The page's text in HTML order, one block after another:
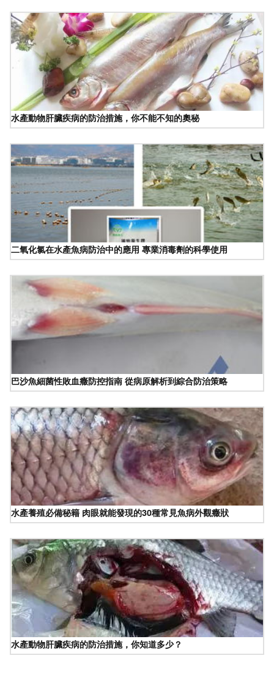
水產動物肝臟疾病的防治措施，你不能不知的奧秘
二氧化氯在水產魚病防治中的應用 專業消毒劑的科學使用
巴沙魚細菌性敗血癥防控指南 從病原解析到綜合防治策略
水產養殖必備秘籍 肉眼就能發現的30種常見魚病外觀癥狀
水產動物肝臟疾病的防治措施，你知道多少？